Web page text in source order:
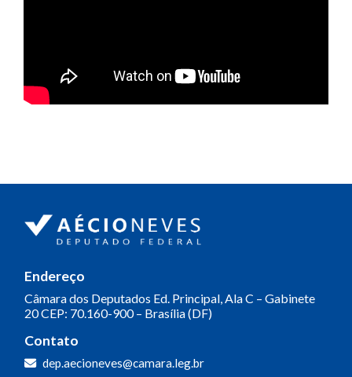
Endereço
Câmara dos Deputados Ed. Principal, Ala C – Gabinete
20CEP: 70.160-900 – Brasília (DF)
Contato
dep.aecioneves@camara.leg.br